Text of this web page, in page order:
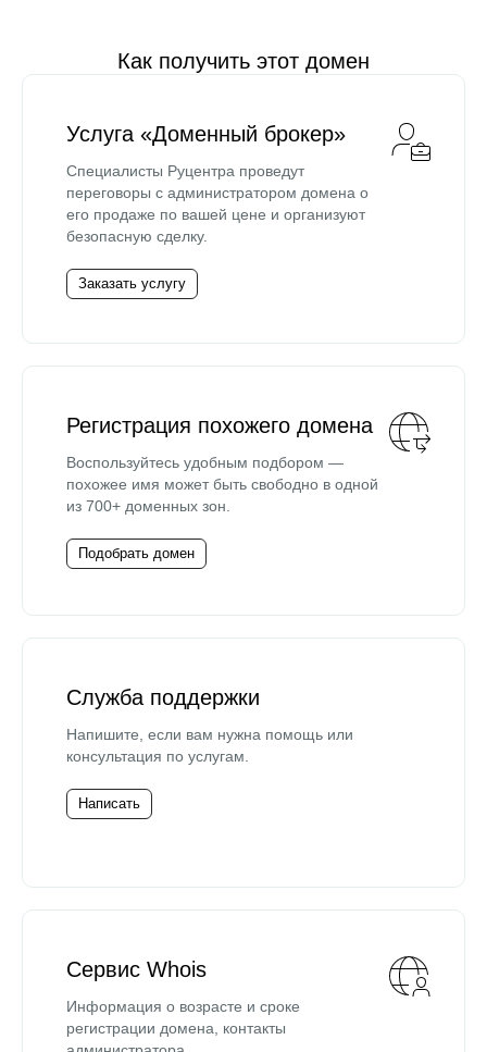
Как получить этот домен
Услуга «Доменный брокер»
Специалисты Руцентра проведут
переговоры с администратором домена о
его продаже по вашей цене и организуют
безопасную сделку.
Заказать услугу
Регистрация похожего домена
Воспользуйтесь удобным подбором —
похожее имя может быть свободно в одной
из 700+ доменных зон.
Подобрать домен
Служба поддержки
Напишите, если вам нужна помощь или
консультация по услугам.
Написать
Сервис Whois
Информация о возрасте и сроке
регистрации домена, контакты